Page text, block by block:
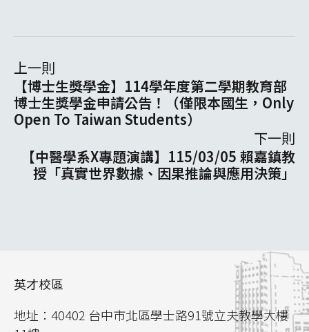
上一則
【博士生獎學金】114學年度第二學期教育部
博士生獎學金申請公告！（僅限本國生，Only
Open To Taiwan Students）
下一則
【中醫學系X專題演講】115/03/05 賴嘉鎮教
授「真實世界數據、因果推論與應用決策」
英才校區
地址：40402 台中市北區學士路91號立夫教學大樓